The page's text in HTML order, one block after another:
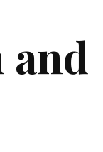
and